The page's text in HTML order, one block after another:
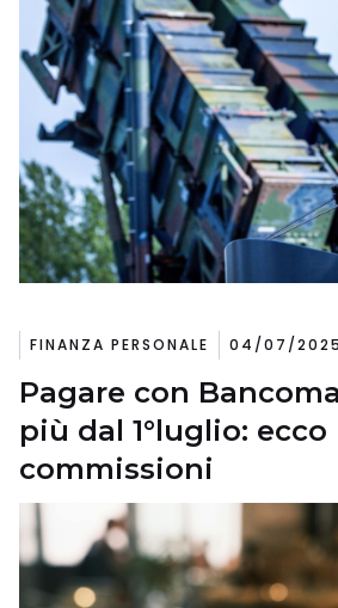
FINANZA PERSONALE 04/07/
Pagare con
più dal 1°luglio:
commissioni